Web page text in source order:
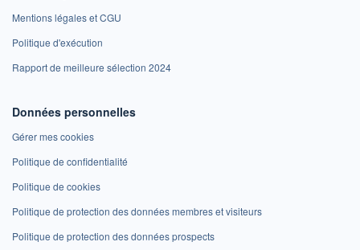
Mentions légales et CGU
Politique d'exécution
Rapport de meilleure sélection 2024
Données personnelles
Gérer mes cookies
Politique de confidentialité
Politique de cookies
Politique de protection des données membres et visiteurs
Politique de protection des données prospects